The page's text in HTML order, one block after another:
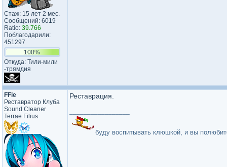
Стаж: 15 лет 2 мес.
Сообщений: 6019
Ratio: 39.766
Поблагодарили:
451297
100%
Откуда: Тили-мили​
-трямдия​
FFie
Реставратор Клуба
Sound Cleaner
Terrae Filius
Реставрация.
буду воспитывать клюшкой, и вы